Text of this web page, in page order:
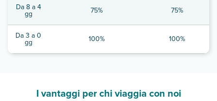
Da 8 a 4
gg 75% 75%
Da 3 a 0
gg 100% 100%
I vantaggi per chi viaggia con noi